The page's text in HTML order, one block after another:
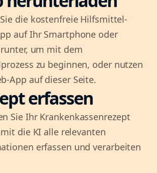
die kostenfreie Hilfsmittel-
auf Ihr Smartphone oder
um mit dem
zu beginnen, oder nutzen
App auf dieser Seite.
erfassen
Sie Ihr Krankenkassenrezept
die KI alle relevanten
erfassen und verarbeiten